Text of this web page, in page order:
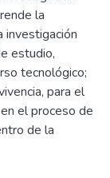
la
investigación
estudio,
tecnológico;
para el
el proceso de
de la